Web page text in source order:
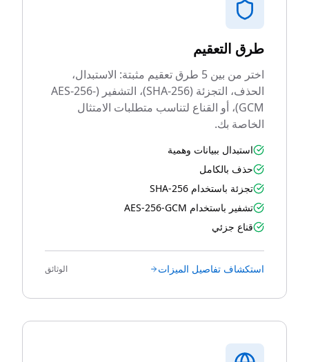
طرق التعقيم
اختر من بين 5 طرق تعقيم مثبتة: الاستبدال،
الحذف، التجزئة (SHA-256)، التشفير (AES-256-
GCM)، أو القناع لتناسب متطلبات الامتثال
الخاصة بك.
استبدال ببيانات وهمية
حذف بالكامل
تجزئة باستخدام SHA-256
تشفير باستخدام AES-256-GCM
قناع جزئي
استكشاف تفاصيل الميزات الوثائق